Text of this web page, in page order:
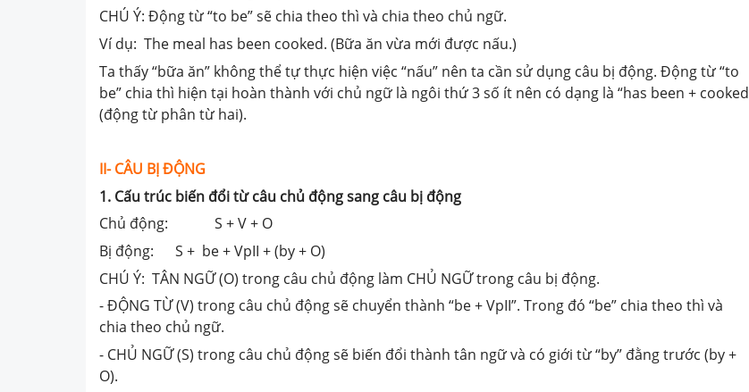
CHÚ Ý: Động từ “to be” sẽ chia theo thì và chia theo chủ ngữ.
Ví dụ: The meal has been cooked. (Bữa ăn vừa mới được nấu.)
Ta thấy “bữa ăn” không thể tự thực hiện việc “nấu” nên ta cần sử dụng câu bị động. Động từ “to
be” chia thì hiện tại hoàn thành với chủ ngữ là ngôi thứ 3 số ít nên có dạng là “has been + cooked
(động từ phân từ hai).
II- CÂU BỊ ĐỘNG
1. Cấu trúc biến đổi từ câu chủ động sang câu bị động
Chủ động: S + V + O
Bị động: S + be + VpII + (by + O)
CHÚ Ý: TÂN NGỮ (O) trong câu chủ động làm CHỦ NGỮ trong câu bị động.
- ĐỘNG TỪ (V) trong câu chủ động sẽ chuyển thành “be + VpII”. Trong đó “be” chia theo thì và
chia theo chủ ngữ.
- CHỦ NGỮ (S) trong câu chủ động sẽ biến đổi thành tân ngữ và có giới từ “by” đằng trước (by +
O).